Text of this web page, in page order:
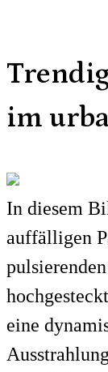
im
In diesem
auffälligen
eine